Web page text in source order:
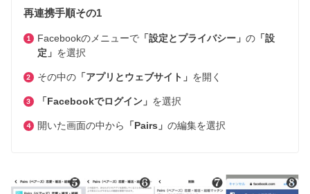
再連携手順その1
Facebookのメニューで「設定とプライバシー」 の「設
定」 を選択
その中の「アプリとウェブサイト」 を開く
「Facebookでログイン」 を選択
開いた画面の中から 「Pairs」 の編集を選択